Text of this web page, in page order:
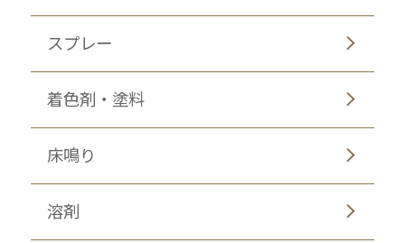
スプレー
着色剤・塗料
床鳴り
溶剤